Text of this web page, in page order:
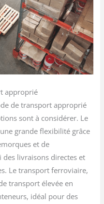
approprié
de transport approprié
sont à considérer. Le
grande flexibilité grâce
et de
livraisons directes et
Le transport ferroviaire,
transport élevée en
idéal pour des